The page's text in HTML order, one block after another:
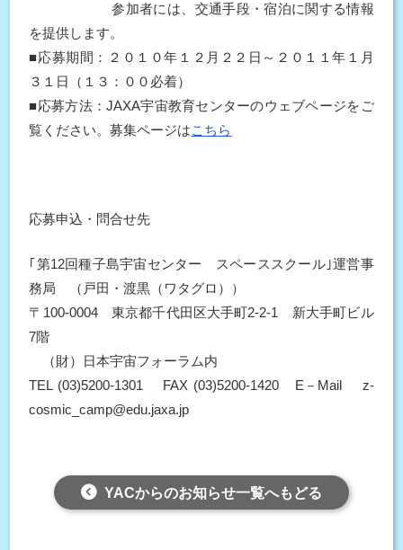
参加者には、交通手段・宿泊に関する情報
を提供します。
■応募期間：２０１０年１２月２２日～２０１１年１月
３１日（１３：００必着）
■応募方法：JAXA宇宙教育センターのウェブページをご
覧ください。募集ページはこちら
応募申込・問合せ先
｢第12回種子島宇宙センター スペーススクール｣運営事
務局 （戸田・渡黒（ワタグロ））
〒100-0004 東京都千代田区大手町2-2-1 新大手町ビル
7階
（財）日本宇宙フォーラム内
TEL (03)5200-1301 FAX (03)5200-1420 E－Mail z-
cosmic_camp@edu.jaxa.jp
YACからのお知らせ一覧へもどる